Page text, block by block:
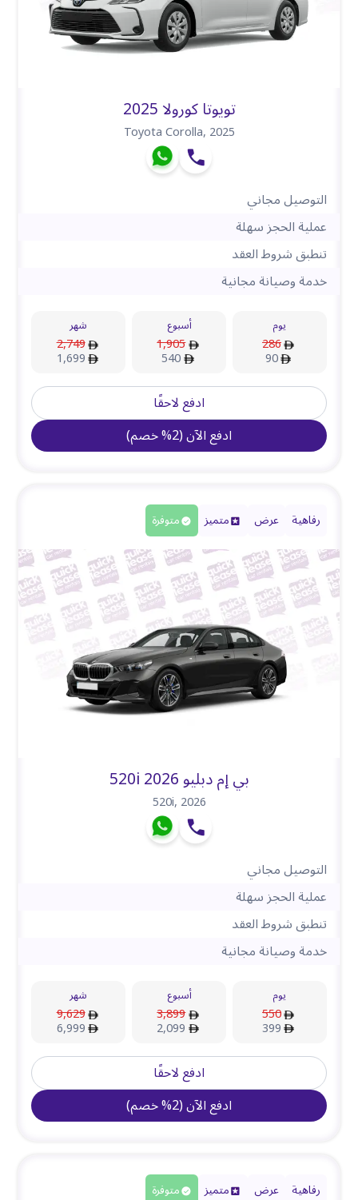
تويوتا كورولا 2025
Toyota Corolla,2025
التوصيل مجاني
عملية الحجز سهلة
تنطبق شروط العقد
خدمة وصيانة مجانية
يوم
286
90
أسبوع
1,905
540
شهر
2,749
1,699
ادفع لاحقًا
ادفع الآن(
2
%خصم)
رفاهية عرض متميز متوفرة
بي إم دبليو 520i 2026
520i,2026
التوصيل مجاني
عملية الحجز سهلة
تنطبق شروط العقد
خدمة وصيانة مجانية
يوم
550
399
أسبوع
3,899
2,099
شهر
9,629
6,999
ادفع لاحقًا
ادفع الآن(
2
%خصم)
رفاهية عرض متميز متوفرة